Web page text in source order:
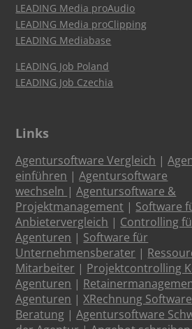
LEADING Media proAudio
LEADING Media proClipping
LEADING Mediabase
LEADING Job Poland
LEADING Job Czechia
Links
Agentursoftware Vergleich |
einführen |Agentursoftware
wechseln |Agentursoftware &
Projektmanagement | Software
Anbietervergleich | Controlling
Agenturen | Software für
Unternehmensberater |
Mitarbeiter | Projektcontrolling
Agenturen |
Agenturen |XRechnung Software
Beratung |Agentursoftware